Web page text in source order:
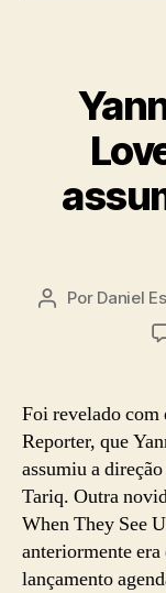
Autor
Por Daniel
Foi revelado
Reporter, que
assumiu a
Tariq. Outra
When They See
anteriormente
lançamento